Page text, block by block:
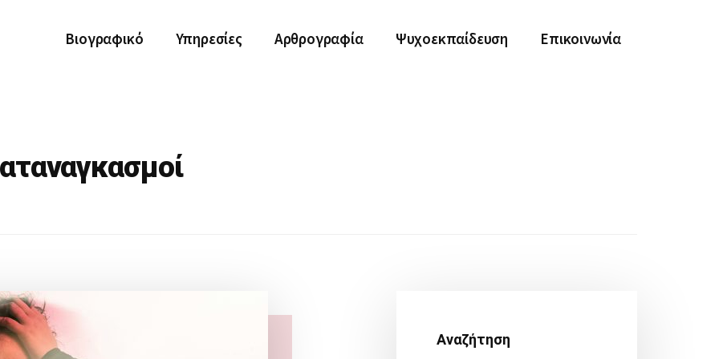
Βιογραφικό Υπηρεσίες Αρθρογραφία Ψυχοεκπαίδευση Επικοινωνία
Πλευρική
Αναζήτηση